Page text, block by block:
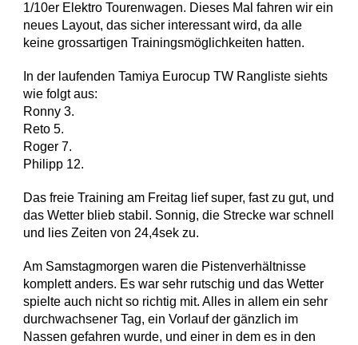
1/10er Elektro Tourenwagen. Dieses Mal fahren wir ein
neues Layout, das sicher interessant wird, da alle
keine grossartigen Trainingsmöglichkeiten hatten.
In der laufenden Tamiya Eurocup TW Rangliste siehts
wie folgt aus:
Ronny 3.
Reto 5.
Roger 7.
Philipp 12.
Das freie Training am Freitag lief super, fast zu gut, und
das Wetter blieb stabil. Sonnig, die Strecke war schnell
und lies Zeiten von 24,4sek zu.
Am Samstagmorgen waren die Pistenverhältnisse
komplett anders. Es war sehr rutschig und das Wetter
spielte auch nicht so richtig mit. Alles in allem ein sehr
durchwachsener Tag, ein Vorlauf der gänzlich im
Nassen gefahren wurde, und einer in dem es in den